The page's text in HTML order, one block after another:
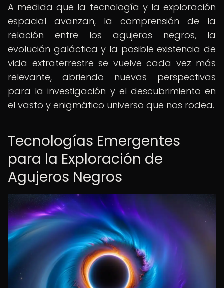
A medida que la tecnología y la exploración
espacial avanzan, la comprensión de la
relación entre los agujeros negros, la
evolución galáctica y la posible existencia de
vida extraterrestre se vuelve cada vez más
relevante, abriendo nuevas perspectivas
para la investigación y el descubrimiento en
el vasto y enigmático universo que nos rodea.
Tecnologías Emergentes
para la Exploración de
Agujeros Negros